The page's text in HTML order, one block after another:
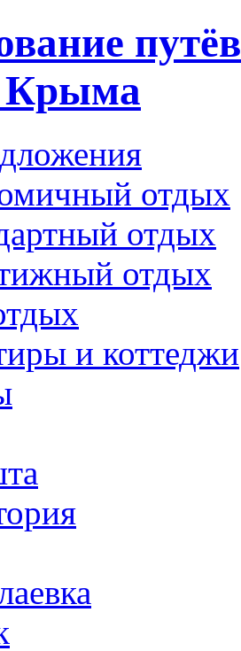
Крыма
отдых
отдых
отдых
и коттеджи